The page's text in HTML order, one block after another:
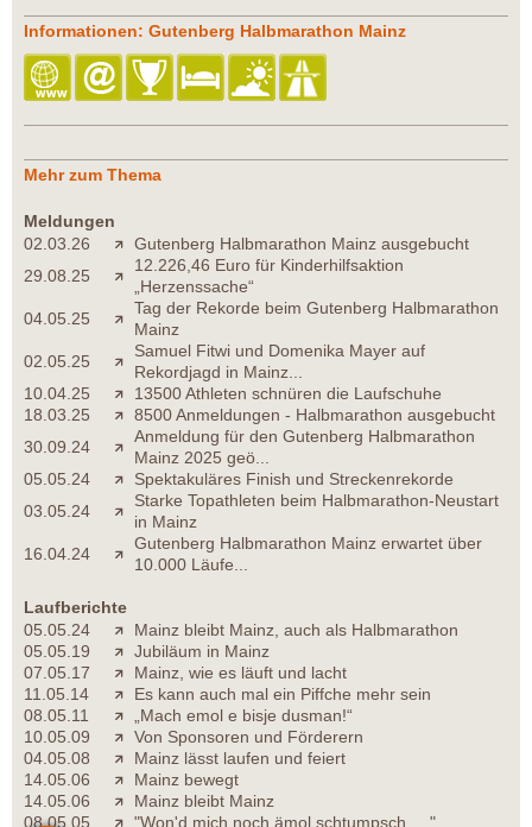
Informationen: Gutenberg Halbmarathon Mainz
Mehr zum Thema
Meldungen
02.03.26
Gutenberg Halbmarathon Mainz ausgebucht
29.08.25
12.226,46 Euro für Kinderhilfsaktion
„Herzenssache“
04.05.25
Tag der Rekorde beim Gutenberg Halbmarathon
Mainz
02.05.25
Samuel Fitwi und Domenika Mayer auf
Rekordjagd in Mainz...
10.04.25
13500 Athleten schnüren die Laufschuhe
18.03.25
8500 Anmeldungen - Halbmarathon ausgebucht
30.09.24
Anmeldung für den Gutenberg Halbmarathon
Mainz 2025 geö...
05.05.24
Spektakuläres Finish und Streckenrekorde
03.05.24
Starke Topathleten beim Halbmarathon-Neustart
in Mainz
16.04.24
Gutenberg Halbmarathon Mainz erwartet über
10.000 Läufe...
Laufberichte
05.05.24
Mainz bleibt Mainz, auch als Halbmarathon
05.05.19
Jubiläum in Mainz
07.05.17
Mainz, wie es läuft und lacht
11.05.14
Es kann auch mal ein Piffche mehr sein
08.05.11
„Mach emol e bisje dusman!“
10.05.09
Von Sponsoren und Förderern
04.05.08
Mainz lässt laufen und feiert
14.05.06
Mainz bewegt
14.05.06
Mainz bleibt Mainz
08.05.05
"Won'd mich noch ämol schtumpsch....."